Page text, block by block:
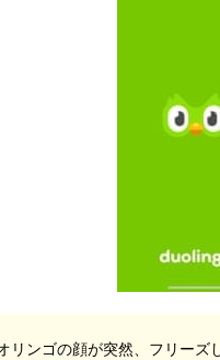
リンゴの顔が突然、フリーズ